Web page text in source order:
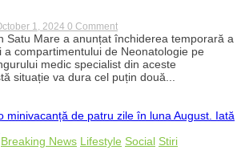
1, 2024 0 Commenton
Spitalul
din
Satu
Mare
închide
de
și
Neonatologie
Satu Mare a anunțat închiderea temporară a
a compartimentului de Neonatologie pe
medic specialist din aceste
situație va dura cel puțin două...
Breaking News Lifestyle Social Stiri